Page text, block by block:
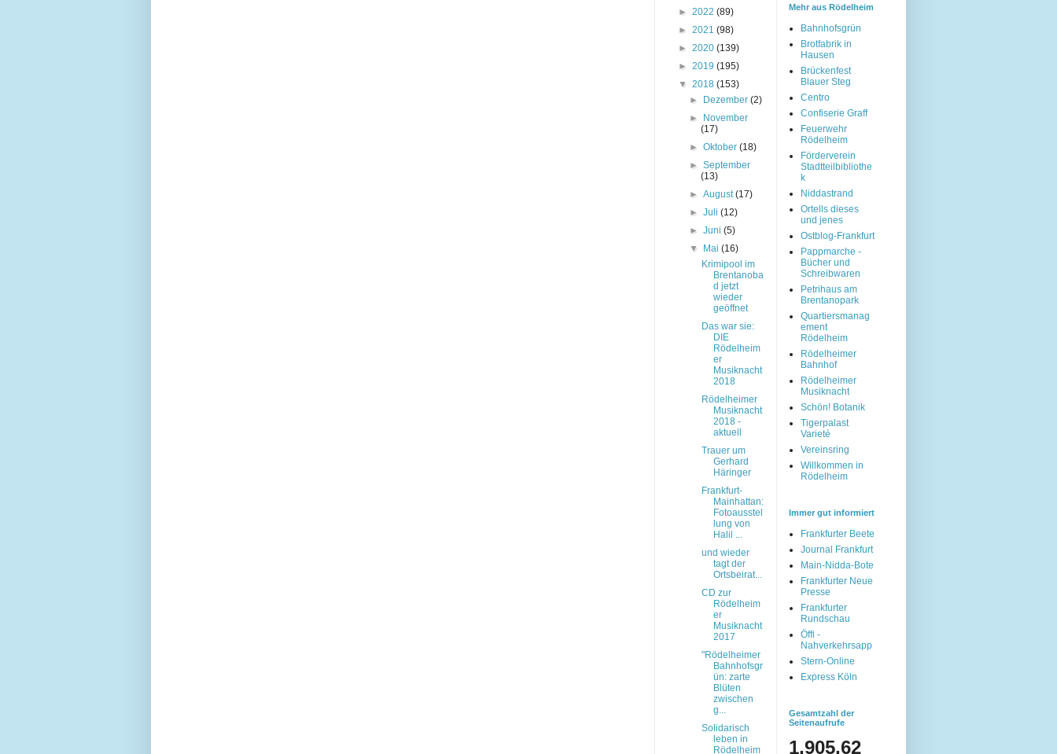
► 2022 (89)
► 2021 (98)
► 2020 (139)
► 2019 (195)
▼ 2018 (153)
►
Dezember(2)
►
November
(17)
►Oktober(18)
►September
(13)
►August(17)
►Juli(12)
►Juni(5)
▼
Mai(16)
Krimipool im
Brentanoba
d jetzt
wieder
geöffnet
Das war sie:
DIE
Rödelheim
er
Musiknacht
2018
Rödelheimer
Musiknacht
2018 -
aktuell
Trauer um
Gerhard
Häringer
Frankfurt-
Mainhattan:
Fotoausstel
lung von
Halil ...
und wieder
tagt der
Ortsbeirat...
CD zur
Rödelheim
er
Musiknacht
2017
"Rödelheimer
Bahnhofsgr
ün: zarte
Blüten
zwischen
g...
Solidarisch
leben in
Rödelheim
Mehr aus Rödelheim
Bahnhofsgrün
Brotfabrik in
Hausen
Brückenfest
Blauer Steg
Centro
Confiserie Graff
Feuerwehr
Rödelheim
Förderverein
Stadtteilbibliothe
k
Niddastrand
Ortells dieses
und jenes
Ostblog-Frankfurt
Pappmarche -
Bücher und
Schreibwaren
Petrihaus am
Brentanopark
Quartiersmanag
ement
Rödelheim
Rödelheimer
Bahnhof
Rödelheimer
Musiknacht
Schön! Botanik
Tigerpalast
Varieté
Vereinsring
Willkommen in
Rödelheim
Immer gut informiert
Frankfurter Beete
Journal Frankfurt
Main-Nidda-Bote
Frankfurter Neue
Presse
Frankfurter
Rundschau
Öffi -
Nahverkehrsapp
Stern-Online
Express Köln
Gesamtzahl der
Seitenaufrufe
1,905,62